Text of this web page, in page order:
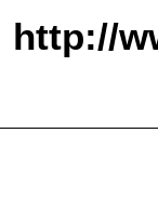
http://